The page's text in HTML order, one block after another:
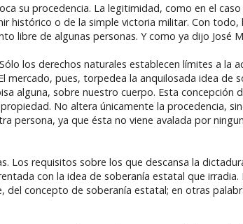
su procedencia. La legitimidad, como en el
histórico o de la simple victoria militar. Con todo,
libre de algunas personas. Y como ya dijo José
los derechos naturales establecen límites a la
mercado, pues, torpedea la anquilosada idea de
alguna, sobre nuestro cuerpo. Esta concepción
No altera únicamente la procedencia,
persona, ya que ésta no viene avalada por
Los requisitos sobre los que descansa la
con la idea de soberanía estatal que irradia.
concepto de soberanía estatal; en otras